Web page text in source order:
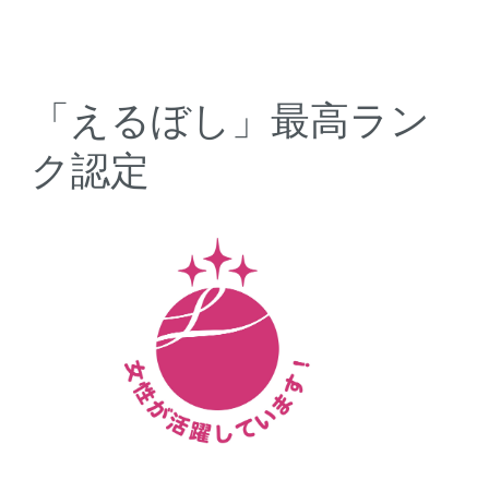
「えるぼし」最高ラン
ク認定